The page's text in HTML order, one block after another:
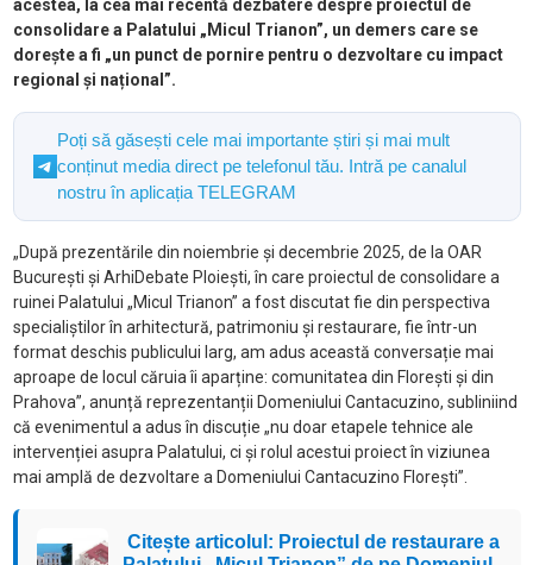
acestea, la cea mai recentă dezbatere despre proiectul de
consolidare a Palatului „Micul Trianon”, un demers care se
dorește a fi „un punct de pornire pentru o dezvoltare cu impact
regional și național”.
Poți să găsești cele mai importante știri și mai mult
conținut media direct pe telefonul tău. Intră pe canalul
nostru în aplicația TELEGRAM
„După prezentările din noiembrie și decembrie 2025, de la OAR
București și ArhiDebate Ploiești, în care proiectul de consolidare a
ruinei Palatului „Micul Trianon” a fost discutat fie din perspectiva
specialiștilor în arhitectură, patrimoniu și restaurare, fie într-un
format deschis publicului larg, am adus această conversație mai
aproape de locul căruia îi aparține: comunitatea din Florești și din
Prahova”, anunță reprezentanții Domeniului Cantacuzino, subliniind
că evenimentul a adus în discuție „nu doar etapele tehnice ale
intervenției asupra Palatului, ci și rolul acestui proiect în viziunea
mai amplă de dezvoltare a Domeniului Cantacuzino Florești”.
Citește articolul: Proiectul de restaurare a